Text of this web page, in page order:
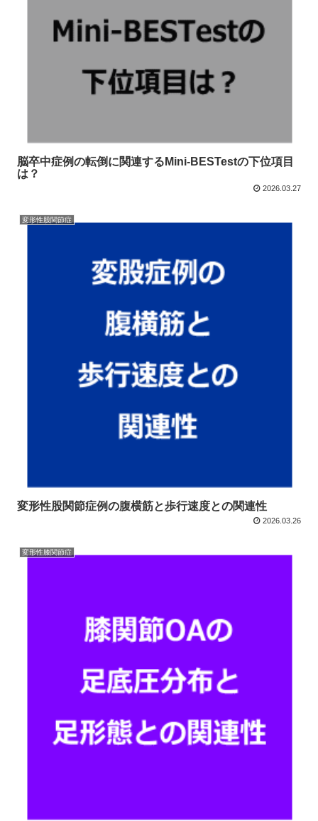
脳卒中症例の転倒に関連するMini-BESTestの下位項目
は？
2026.03.27
変形性股関節症
変形性股関節症例の腹横筋と歩行速度との関連性
2026.03.26
変形性膝関節症